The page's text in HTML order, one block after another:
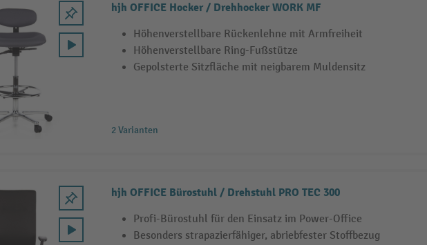
hjh OFFICE Hocker / Drehhocker WORK MF
Höhenverstellbare Rückenlehne mit Armfreiheit
Höhenverstellbare Ring-Fußstütze
Gepolsterte Sitzfläche mit neigbarem Muldensitz
2 Varianten
hjh OFFICE Bürostuhl / Drehstuhl PRO TEC 300
Profi-Bürostuhl für den Einsatz im Power-Office
Besonders strapazierfähiger, abriebfester Stoffbezug